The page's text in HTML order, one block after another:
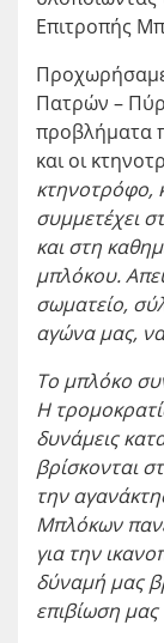
Επιτροπής
Προχωρήσαμε
Πατρών –
προβλήματα
και οι
κτηνοτρόφο,
συμμετέχει
και στη
μπλόκου.
σωματείο,
αγώνα μας,
Το μπλόκο
Η
δυνάμεις
βρίσκονται
την
Μπλόκων
για την
δύναμή μας
επιβίωση μας